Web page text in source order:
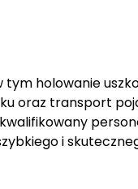
tym holowanie
oraz transport
i